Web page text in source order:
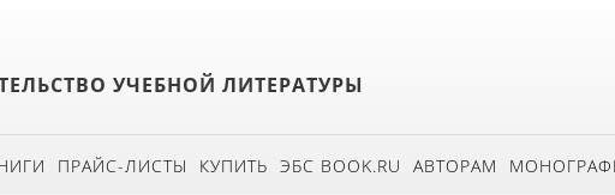
УЧЕБНОЙ ЛИТЕРАТУРЫ
ПРАЙС-ЛИСТЫ КУПИТЬ ЭБС BOOK.RU АВТОРАМ